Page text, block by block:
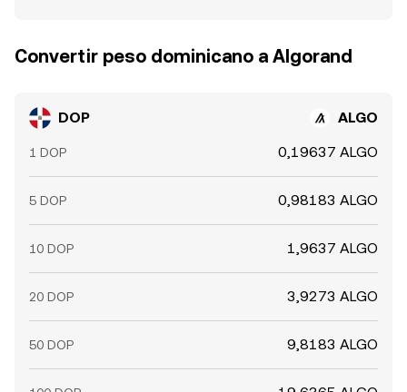
Convertir peso dominicano a Algorand
DOP ALGO
1 DOP 0,19637 ALGO
5 DOP 0,98183 ALGO
10 DOP 1,9637 ALGO
20 DOP 3,9273 ALGO
50 DOP 9,8183 ALGO